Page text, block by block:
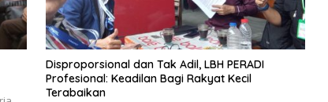
Disproporsional dan Tak Adil, LBH PERADI
Profesional: Keadilan Bagi Rakyat Kecil
Terabaikan